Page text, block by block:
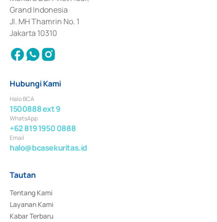
Surat Berharga Komersial yang izinnya diterbitkan pada tahun 2018.
Grand Indonesia
Jl. MH Thamrin No. 1
Jakarta 10310
Hubungi Kami
Halo BCA
1500888 ext 9
WhatsApp
+62 819 1950 0888
Email
halo@bcasekuritas.id
Tautan
Tentang Kami
Layanan Kami
Kabar Terbaru